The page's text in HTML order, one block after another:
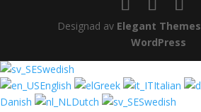
Designad av Elegant Themes
WordPress
Swedish
English
Greek Italian
Danish
Dutch Swedish